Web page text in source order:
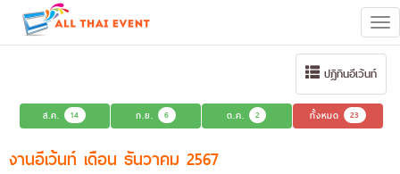
ปฏิทินอีเว้นท์
ส.ค. 14 ก.ย. 6 ต.ค. 2 ทั้งหมด 23
งานอีเว้นท์ เดือน ธันวาคม 2567